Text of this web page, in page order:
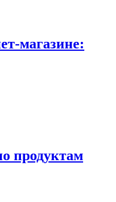
магазине:
продуктам